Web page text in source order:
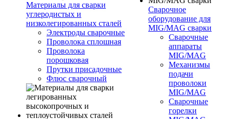
Материалы для сварки
углеродистых и
низколегированных сталей
Электроды сварочные
Проволока сплошная
Проволока
порошковая
Прутки присадочные
Флюс сварочный
Сварочное
оборудование для
MIG/MAG сварки
Сварочные
аппараты
MIG/MAG
Механизмы
подачи
проволоки
MIG/MAG
Сварочные
горелки